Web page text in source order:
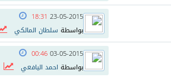
23-05-2015
18:31
بواسطة سلطان المالكي
03-05-2015
00:46
بواسطة احمد اليافعي